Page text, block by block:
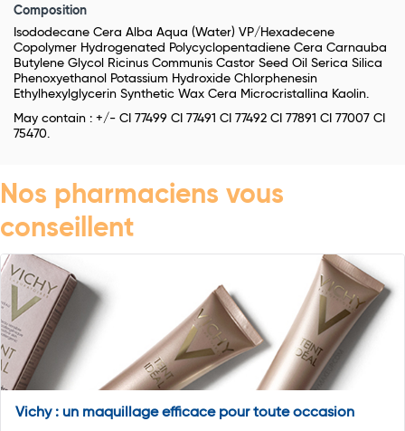
Composition
Isododecane Cera Alba Aqua (Water) VP/Hexadecene
Copolymer Hydrogenated Polycyclopentadiene Cera Carnauba
Butylene Glycol Ricinus Communis Castor Seed Oil Serica Silica
Phenoxyethanol Potassium Hydroxide Chlorphenesin
Ethylhexylglycerin Synthetic Wax Cera Microcristallina Kaolin.
May contain : +/- CI 77499 CI 77491 CI 77492 CI 77891 CI 77007 CI
75470.
Nos pharmaciens vous
conseillent
Vichy : un maquillage efficace pour toute occasion